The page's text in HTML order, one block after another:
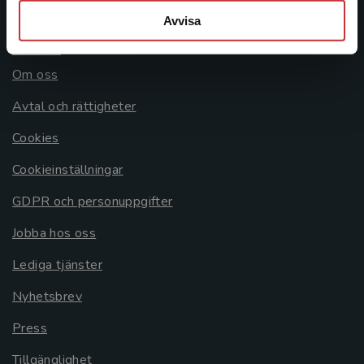
Avvisa
Allmänna länkar
Om oss
Avtal och rättigheter
Cookies
Cookieinställningar
GDPR och personuppgifter
Jobba hos oss
Lediga tjänster
Nyhetsbrev
Press
Tillgänglighet